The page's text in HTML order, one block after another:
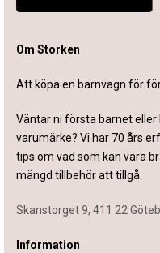
Om Storken
Att köpa en barnvagn för
Väntar ni första barnet
varumärke? Vi har 70 års
tips om vad som kan vara
mängd tillbehör att tillgå.
Skanstorget 9, 411 22
Information